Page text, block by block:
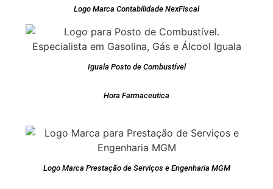
Logo Marca Contabilidade NexFiscal
Iguala Posto de Combustível
Hora Farmaceutica
Logo Marca Prestação de Serviços e Engenharia MGM